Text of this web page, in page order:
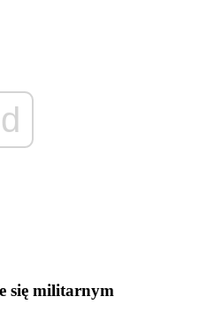
się militarnym